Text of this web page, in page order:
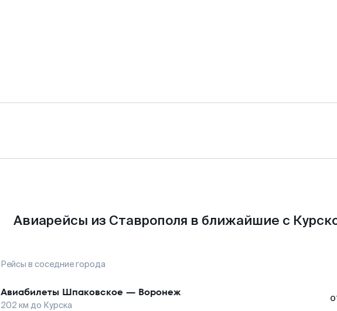
Авиарейсы из Ставрополя в ближайшие с
Рейсы в соседние города
Авиабилеты Шпаковское — Воронеж
202 км до Курска